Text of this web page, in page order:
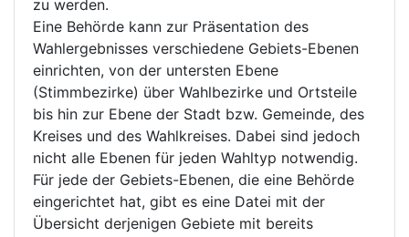
zu werden.
Eine Behörde kann zur Präsentation des
Wahlergebnisses verschiedene Gebiets-Ebenen
einrichten, von der untersten Ebene
(Stimmbezirke) über Wahlbezirke und Ortsteile
bis hin zur Ebene der Stadt bzw. Gemeinde, des
Kreises und des Wahlkreises. Dabei sind jedoch
nicht alle Ebenen für jeden Wahltyp notwendig.
Für jede der Gebiets-Ebenen, die eine Behörde
eingerichtet hat, gibt es eine Datei mit der
Übersicht derjenigen Gebiete mit bereits